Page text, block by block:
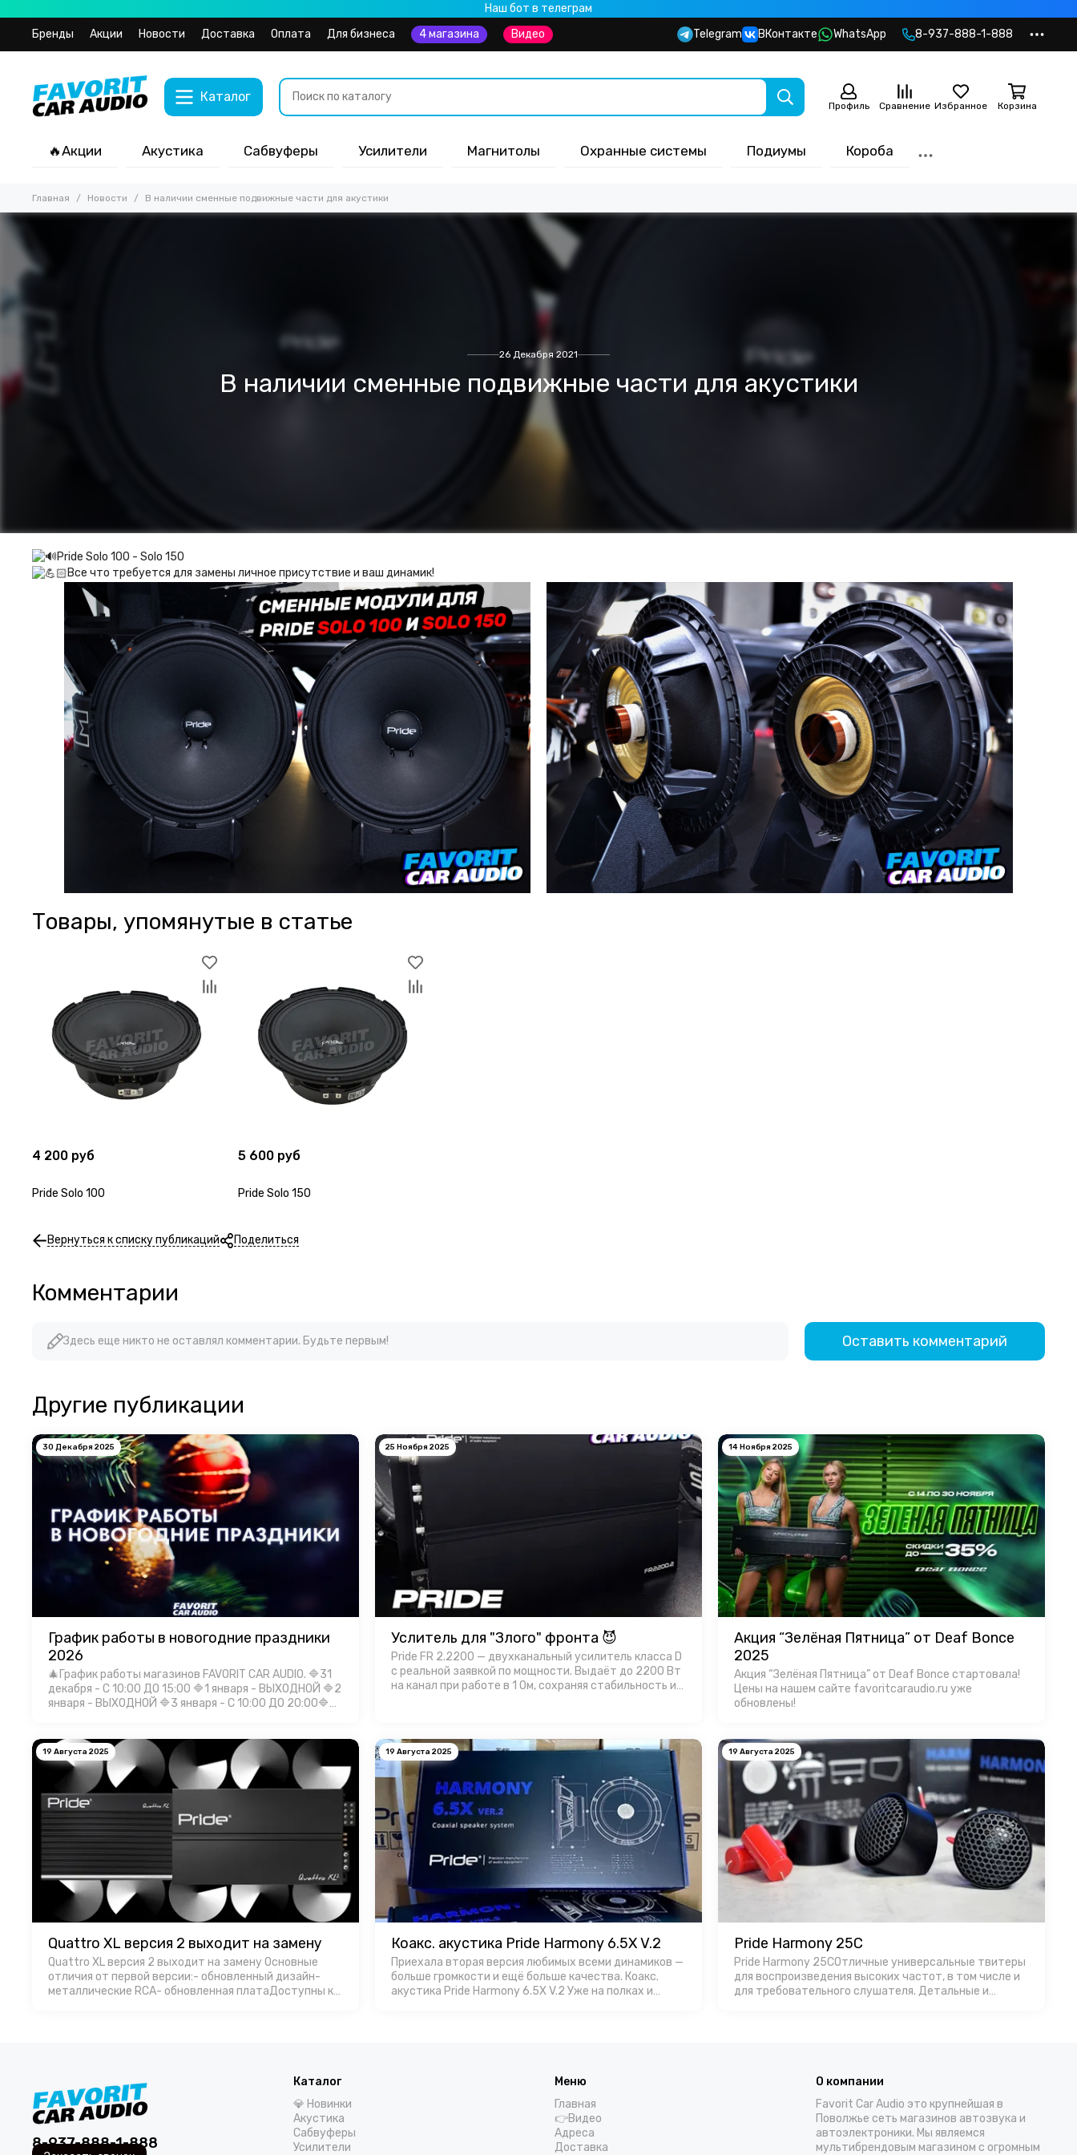
Наш бот в телеграм
Бренды
Акции Новости Доставка Оплата Для бизнеса 4 магазина Видео Telegram ВКонтакте WhatsApp 8-937-888-1-888
Каталог
Профиль Сравнение Избранное Корзина
🔥Акции Акустика Сабвуферы Усилители Магнитолы Охранные системы Подиумы Короба
Главная Новости В наличии сменные подвижные части для акустики
26 Декабря 2021
В наличии сменные подвижные части для акустики
Pride Solo 100 - Solo 150
Все что требуется для замены личное присутствие и ваш динамик!
Товары, упомянутые в статье
4 200 руб
Pride Solo 100
5 600 руб
Pride Solo 150
Вернуться к списку публикаций Поделиться
Комментарии
Здесь еще никто не оставлял комментарии. Будьте первым! Оставить комментарий
Другие публикации
30 Декабря 2025
График работы в новогодние праздники
2026
🎄График работы магазинов FAVORIT CAR AUDIO. 🔷31
декабря - С 10:00 ДО 15:00 🔷1 января - ВЫХОДНОЙ 🔷2
января - ВЫХОДНОЙ 🔷3 января - С 10:00 ДО 20:00🔷4
25 Ноября 2025
Услитель для "Злого" фронта 😈
Pride FR 2.2200 — двухканальный усилитель класса D
с реальной заявкой по мощности. Выдаёт до 2200 Вт
на канал при работе в 1 Ом, сохраняя стабильность и
14 Ноября 2025
Акция “Зелёная Пятница” от Deaf Bonce
2025
Акция “Зелёная Пятница” от Deaf Bonce стартовала!
Цены на нашем сайте favoritcaraudio.ru уже
обновлены!
19 Августа 2025
Quattro XL версия 2 выходит на замену
Quattro XL версия 2 выходит на замену Основные
отличия от первой версии:- обновленный дизайн-
металлические RCA- обновленная платаДоступны к
19 Августа 2025
Коакс. акустика Pride Harmony 6.5X V.2
Приехала вторая версия любимых всеми динамиков —
больше громкости и ещё больше качества. Коакс.
акустика Pride Harmony 6.5X V.2 Уже на полках и
19 Августа 2025
Pride Harmony 25C
Pride Harmony 25CОтличные универсальные твитеры
для воспроизведения высоких частот, в том числе и
для требовательного слушателя. Детальные и
8-937-888-1-888
Каталог
💎 Новинки
Акустика
Сабвуферы
Усилители
Меню
Главная
👉Видео
Адреса
Доставка
О компании
Favorit Car Audio это крупнейшая в
Поволжье сеть магазинов автозвука и
автоэлектроники. Мы являемся
мультибрендовым магазином с огромным